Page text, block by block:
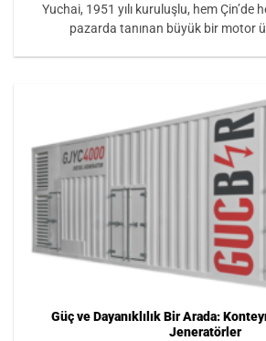
Yuchai, 1951 yılı kuruluşlu, hem Çin’de
pazarda tanınan büyük bir motor
Güç ve Dayanıklılık Bir Arada:
Jeneratörler